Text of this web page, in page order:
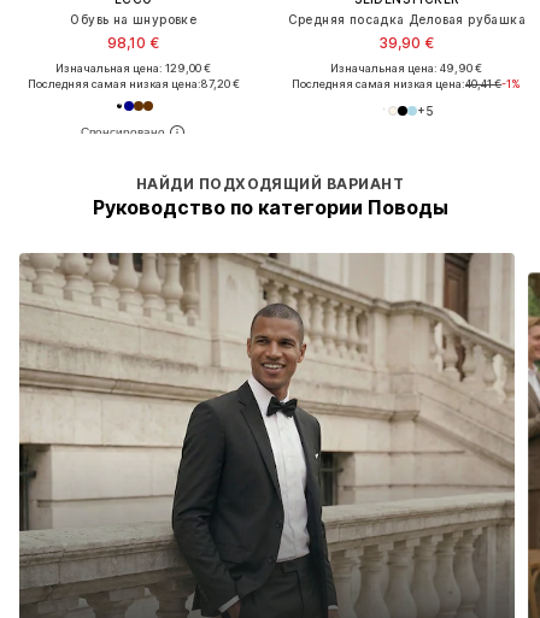
Обувь на шнуровке
98,10 €
Изначальная цена: 129,00 €
Последняя самая низкая цена:87,20 €
Средняя посадка Деловая рубашка
39,90 €
Изначальная цена: 49,90 €
Последняя самая низкая цена:40,41 €-1%
+5
НАЙДИ ПОДХОДЯЩИЙ ВАРИАНТ
Руководство по категории Поводы